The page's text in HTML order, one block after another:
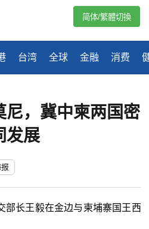
台湾 全球 金融 消费
简体/繁體切換
尼，冀中柬两国密
发展
部长王毅在金边与柬埔寨国王西